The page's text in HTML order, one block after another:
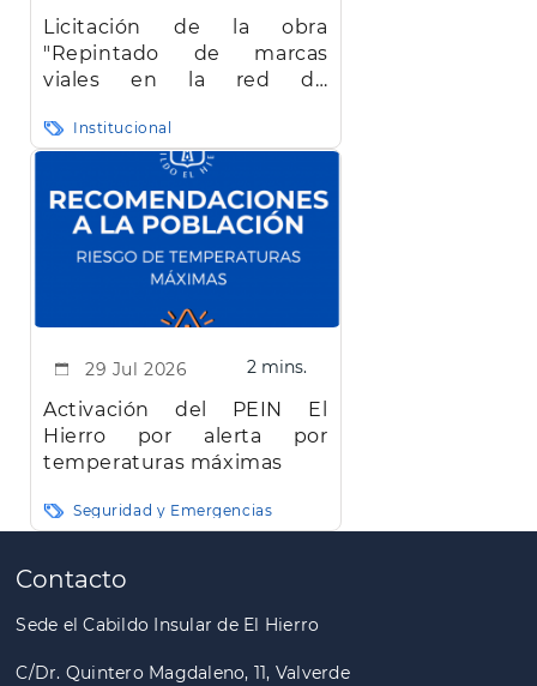
Licitación de la obra
"Repintado de marcas
viales en la red de
Hierro"
Institucional
29 Jul 2026 2 mins.
Activación del PEIN El
Hierro por alerta por
temperaturas máximas
Seguridad y Emergencias
Paginación
Contacto
Sede el Cabildo Insular de El Hierro
C/Dr. Quintero Magdaleno, 11, Valverde